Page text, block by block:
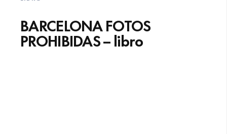
BARCELONA FOTOS
PROHIBIDAS – libro